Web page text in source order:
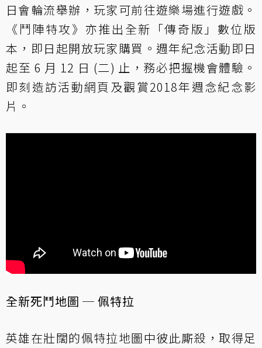
日會輪流舉辦，玩家可前往遊樂場進行遊戲。
《鬥陣特攻》亦推出全新「傳奇版」數位版
本，即日起開放玩家購買。週年紀念活動即日
起至 6 月 12 日 (二) 止，務必把握機會體驗。
即刻造訪活動網頁 及觀賞2018年週念紀念影
片。
全新死鬥地圖 ─ 佩特拉
英雄在壯闊的佩特拉地圖中彼此廝殺，取得足